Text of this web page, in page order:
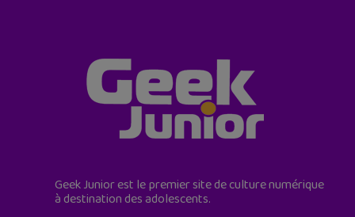
Geek Junior est le premier site de culture numérique
à destination des adolescents.